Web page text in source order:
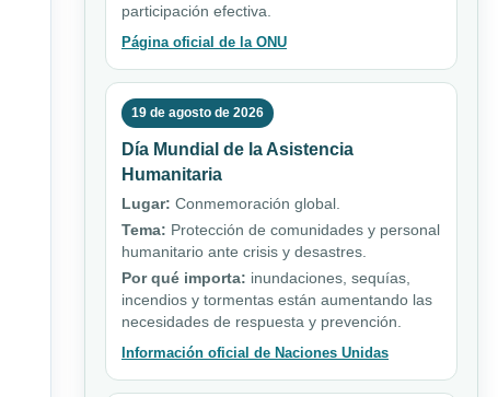
participación efectiva.
Página oficial de la ONU
19 de agosto de 2026
Día Mundial de la Asistencia
Humanitaria
Lugar: Conmemoración global.
Tema: Protección de comunidades y personal
humanitario ante crisis y desastres.
Por qué importa: inundaciones, sequías,
incendios y tormentas están aumentando las
necesidades de respuesta y prevención.
Información oficial de Naciones Unidas